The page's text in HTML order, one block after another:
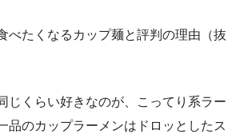
べたくなるカップ麺と評判の理由（抜
じくらい好きなのが、こってり系ラー
品のカップラーメンはドロッとしたス